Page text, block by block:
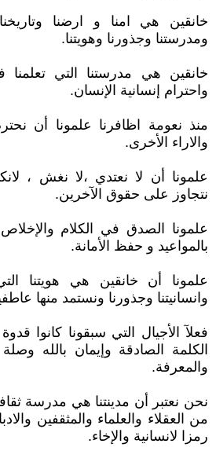
خانقين هي امنا و ارضنا وتاريخنا
ومدرستنا وجذورنا وهويتنا.
خانقين هي مدرستنا التي تعلمنا
واحترام إنسانية الإنسان.
منذ نعومة اظافرنا علمونا أن
والاراء الأخرى.
علمونا أن لا نعتدي ،لا نغش ،
نتجاوز على حقوق الآخرين.
علمونا الصدق في الكلام
بالمواعيد و حفظ الأمانة.
علمونا أن خانقين هي هويتنا
وانسانيتنا وجذورنا ونستمد منها
فعلآ الأجيال التي سبقونا كانوا
الكلمة الصادقة وإيمان بالله
والمعرفة.
نحن نعتبر أن مدينتنا هي مدرسة
من العقلاء والعلماء والمثقفين
رمزا لانسانية والإخاء.